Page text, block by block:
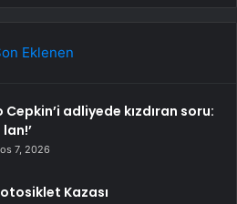
Eklenen
Cepkin’i adliyede kızdıran soru:
lan!’
7, 2026
Kazası